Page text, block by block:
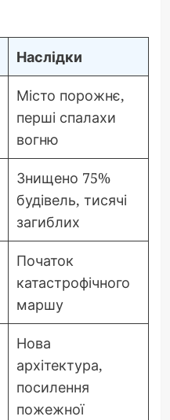
Наслідки
Місто порожнє,
перші спалахи
вогню
Знищено 75%
будівель, тисячі
загиблих
Початок
катастрофічного
маршу
Нова
архітектура,
посилення
пожежної